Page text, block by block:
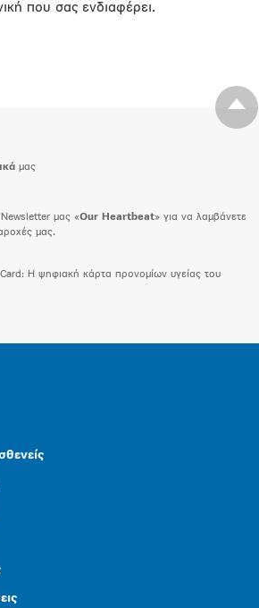
που σας ενδιαφέρει.
μας
Newsletter μας «Our Heartbeat» για να λαμβάνετε
μας.
H ψηφιακή κάρτα προνομίων υγείας του